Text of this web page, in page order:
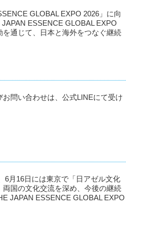
GLOBAL EXPO 2026」に向
ESSENCE GLOBAL EXPO
通じて、日本と海外をつなぐ継続
お問い合わせは、公式LINEにて受け
6月16日には東京で「日アゼル文化
国の文化交流を深め、今後の継続
JAPAN ESSENCE GLOBAL EXPO